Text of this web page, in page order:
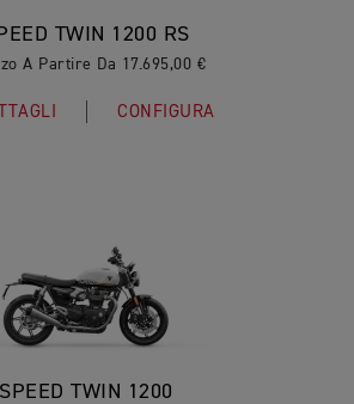
TWIN 1200 RS
A Partire Da 17.695,00 €
CONFIGURA
SPEED TWIN 1200